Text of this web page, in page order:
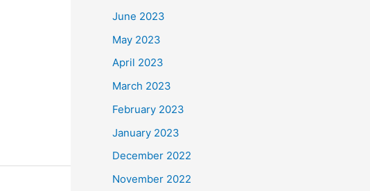
June 2023
May 2023
April 2023
March 2023
February 2023
January 2023
December 2022
November 2022